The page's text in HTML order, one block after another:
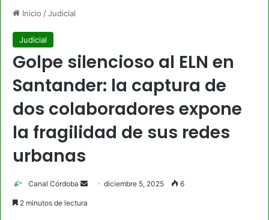
Inicio /Judicial
Judicial
Golpe silencioso al ELN en
Santander: la captura de
dos colaboradores expone
la fragilidad de sus redes
urbanas
Canal Córdoba
Senddiciembre 5, 2025 6
2 minutos de lectura